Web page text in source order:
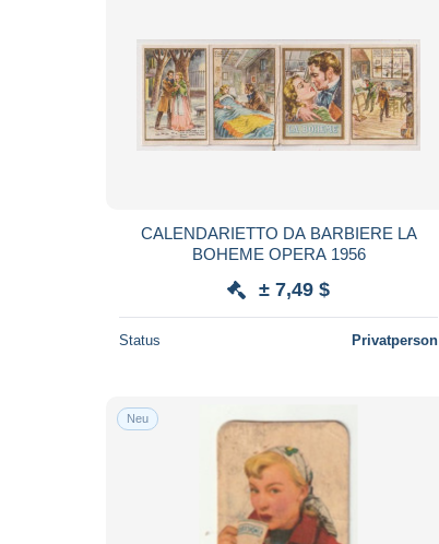
CALENDARIETTO DA BARBIERE LA
BOHEME OPERA 1956
± 7,49 $
Status Privatperson
Neu